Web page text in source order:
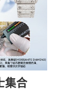
集合